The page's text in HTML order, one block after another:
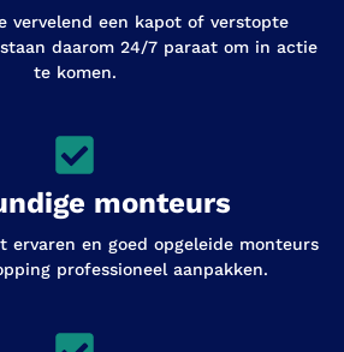
vervelend een kapot of verstopte
daarom 24/7 paraat om in actie
te komen.
monteurs
ervaren en goed opgeleide monteurs
professioneel aanpakken.